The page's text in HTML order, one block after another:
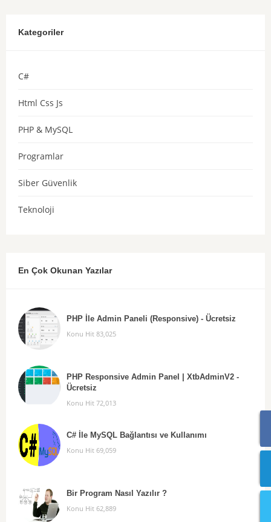
Kategoriler
C#
Html Css Js
PHP & MySQL
Programlar
Siber Güvenlik
Teknoloji
En Çok Okunan Yazılar
PHP İle Admin Paneli (Responsive) - Ücretsiz
Konu Hit 83,025
PHP Responsive Admin Panel | XtbAdminV2 -
Ücretsiz
Konu Hit 72,013
C# İle MySQL Bağlantısı ve Kullanımı
Konu Hit 69,059
Bir Program Nasıl Yazılır ?
Konu Hit 62,889